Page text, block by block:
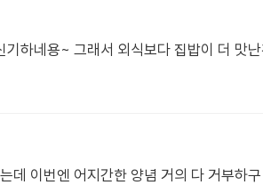
하네용~ 그래서 외식보다 집밥이 더 맛
데 이번엔 어지간한 양념 거의 다 거부하